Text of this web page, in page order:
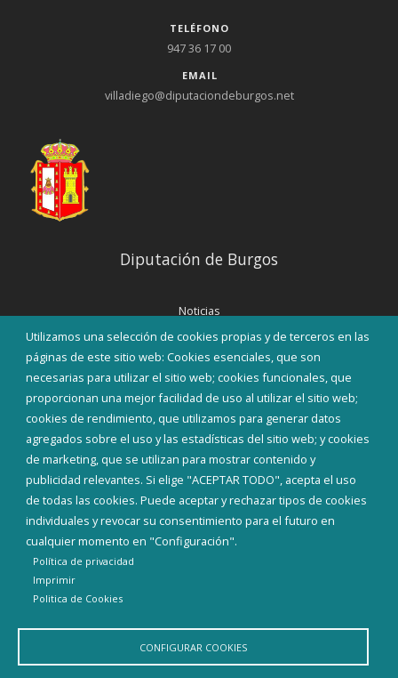
Utilizamos una selección de cookies propias y de terceros en las
páginas de este sitio web: Cookies esenciales, que son
necesarias para utilizar el sitio web; cookies funcionales, que
proporcionan una mejor facilidad de uso al utilizar el sitio web;
cookies de rendimiento, que utilizamos para generar datos
agregados sobre el uso y las estadísticas del sitio web; y cookies
de marketing, que se utilizan para mostrar contenido y
publicidad relevantes. Si elige "ACEPTAR TODO", acepta el uso
de todas las cookies. Puede aceptar y rechazar tipos de cookies
individuales y revocar su consentimiento para el futuro en
cualquier momento en "Configuración".
Política de privacidad
Imprimir
Politica de Cookies
CONFIGURAR COOKIES
TELÉFONO
947 36 17 00
EMAIL
villadiego@diputaciondeburgos.net
Diputación de Burgos
Noticias
Eventos
Corporación Municipal
Teléfonos de interés
INICIAR SESIÓN
MAPA WEB